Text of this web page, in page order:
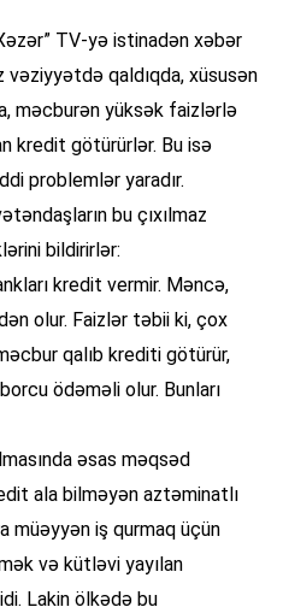
TV-yə istinadən xəbər
vəziyyətdə qaldıqda, xüsusən
məcburən yüksək faizlərlə
kredit götürürlər. Bu isə
problemlər yaradır.
bu çıxılmaz
bildirirlər:
kredit vermir. Məncə,
olur. Faizlər təbii ki, çox
qalıb krediti götürür,
ödəməli olur. Bunları
əsas məqsəd
ala bilməyən aztəminatlı
müəyyən iş qurmaq üçün
və kütləvi yayılan
Lakin ölkədə bu